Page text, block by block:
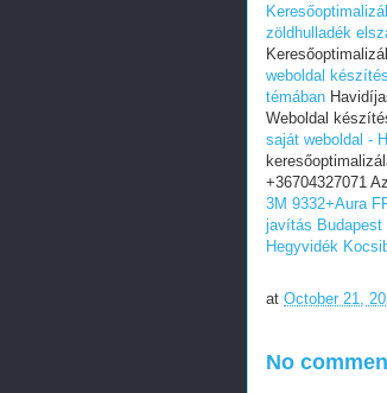
zöldhulladék
weboldal
témában
Weboldal
saját weboldal -
+36704327071
3M 9332+Aura
javítás Budapest
Hegyvidék
at October 21,
No